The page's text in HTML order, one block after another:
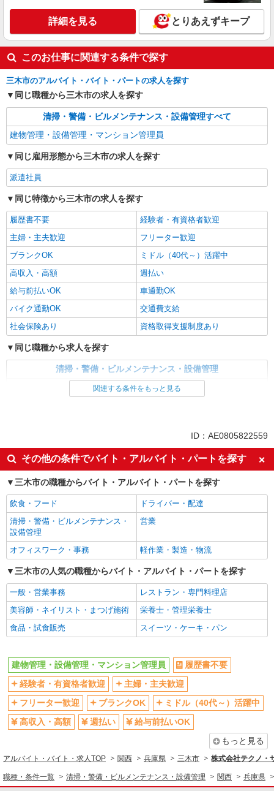
詳細を見る とりあえずキープ
このお仕事に関連する条件で探す
三木市のアルバイト・バイト・パートの求人を探す
同じ職種から三木市の求人を探す
清掃・警備・ビルメンテナンス・設備管理すべて
建物管理・設備管理・マンション管理員
同じ雇用形態から三木市の求人を探す
派遣社員
同じ特徴から三木市の求人を探す
履歴書不要
経験者・有資格者歓迎
主婦・主夫歓迎
フリーター歓迎
ブランクOK
ミドル（40代～）活躍中
高収入・高額
週払い
給与前払いOK
車通勤OK
バイク通勤OK
交通費支給
社会保険あり
資格取得支援制度あり
同じ職種から求人を探す
清掃・警備・ビルメンテナンス・設備管理
建物管理・設備管理・マンション管理員
交通費支給
社会保険あり
関連する条件をもっと見る
ID：AE0805822559
その他の条件でバイト・アルバイト・パートを探す
三木市の職種からバイト・アルバイト・パートを探す
飲食・フード
ドライバー・配達
清掃・警備・ビルメンテナンス・
設備管理
営業
オフィスワーク・事務 軽作業・製造・物流
三木市の人気の職種からバイト・アルバイト・パートを探す
一般・営業事務
レストラン・専門料理店
美容師・ネイリスト・まつげ施術
栄養士・管理栄養士
食品・試食販売
スイーツ・ケーキ・パン
建物管理・設備管理・マンション管理員
履歴書不要
経験者・有資格者歓迎
主婦・主夫歓迎
フリーター歓迎
ブランクOK
ミドル（40代～）活躍中
高収入・高額
週払い
給与前払いOK
もっと見る
アルバイト・バイト・求人TOP 関西 兵庫県 三木市 株式会社テクノ・
職種・条件一覧 清掃・警備・ビルメンテナンス・設備管理 関西 兵庫県